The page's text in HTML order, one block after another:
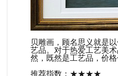
贝雕画，顾名思义就是
艺品。对于热爱工艺美
然，既然是工艺品，价
推荐指数：★★★★